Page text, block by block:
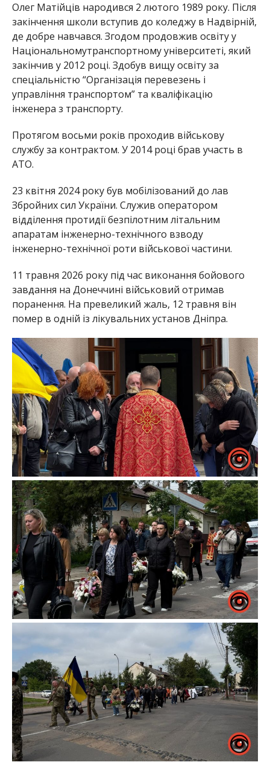
Олег Матійців народився 2 лютого 1989 року. Після
закінчення школи вступив до коледжу в Надвірній,
де добре навчався. Згодом продовжив освіту у
Національномутранспортному університеті, який
закінчив у 2012 році. Здобув вищу освіту за
спеціальністю “Організація перевезень і
управління транспортом” та кваліфікацію
інженера з транспорту.
Протягом восьми років проходив військову
службу за контрактом. У 2014 році брав участь в
АТО.
23 квітня 2024 року був мобілізований до лав
Збройних сил України. Служив оператором
відділення протидії безпілотним літальним
апаратам інженерно-технічного взводу
інженерно-технічної роти військової частини.
11 травня 2026 року під час виконання бойового
завдання на Донеччині військовий отримав
поранення. На превеликий жаль, 12 травня він
помер в одній із лікувальних установ Дніпра.